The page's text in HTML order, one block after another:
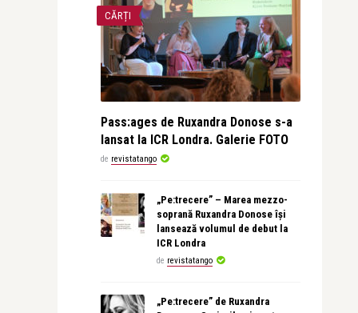
CĂRȚI
Pass:ages de Ruxandra Donose s-a
lansat la ICR Londra. Galerie FOTO
de revistatango
„Pe:trecere” – Marea mezzo-
soprană Ruxandra Donose își
lansează volumul de debut la
ICR Londra
de revistatango
„Pe:trecere” de Ruxandra